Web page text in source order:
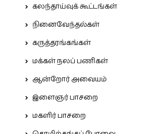
கலந்தாய்வுக் கூட்டங்கள்
நினைவேந்தல்கள்
கருத்தரங்கங்கள்
மக்கள் நலப் பணிகள்
ஆன்றோர் அவையம்
இளைஞர் பாசறை
மகளிர் பாசறை